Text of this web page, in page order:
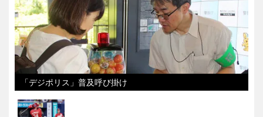
「デジポリス」普及呼び掛け